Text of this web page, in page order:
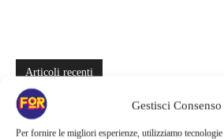
Gestisci Consenso
Per fornire le migliori esperienze, utilizziamo
Articoli recenti
Monster affronta il caso Lizzie Borden,
immagini: cosa anticipano sulla nuova